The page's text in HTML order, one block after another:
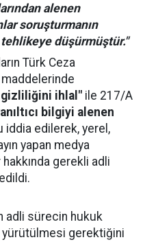
alenen
soruşturmanın
düşürmüştür."
Türk Ceza
gizliliğini ihlal" ile 217/A
bilgiyi alenen
iddia edilerek, yerel,
yapan medya
gerekli adli
adli sürecin hukuk
gerektiğini